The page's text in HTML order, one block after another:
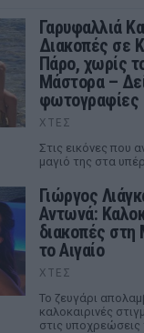
Γαρυφαλλιά
Διακοπές σε
Πάρο, χωρίς
Μάστορα –
φωτογραφίες
ΧΤΕΣ
Στις εικόνες που
μαγιό της στα
Γιώργος
Αντωνά:
διακοπές
το Αιγαίο
ΧΤΕΣ
Το ζευγάρι
καλοκαιρινές
στις υποχρεώσεις